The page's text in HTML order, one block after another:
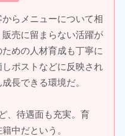
らメニューについて相
売に留まらない活躍が
めの人材育成も丁寧に
ポストなどに反映され
長できる環境だ。
、待遇面も充実。育
中だという。